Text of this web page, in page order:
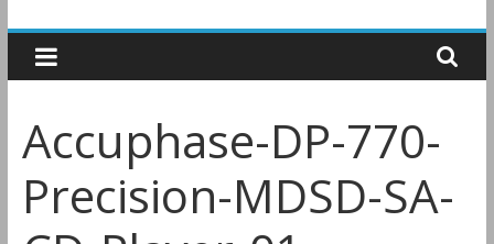
Victrola Automatic — традиционный виниловый автомат,
дополненный Bluetooth
AUDIO,
VIDEO
&
MULTIMEDIA
Accuphase-DP-770-
Precision-MDSD-SA-